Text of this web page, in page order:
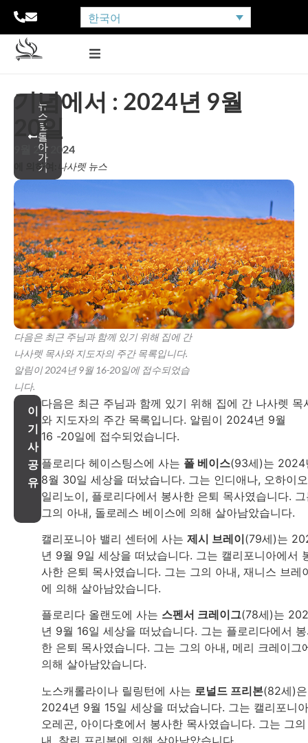
한국어
뉴
스
로
돌
아
가
기
기념에서 : 2024년 9월
20일
9월 20, 2024
에 의하여: 나사렛 뉴스
다음은 최근 주님과 함께 있기 위해 집에 간
나사렛 목사와 지도자의 주간 목록입니다.
알림이 2024년 9월 16-20일에 접수되었습
니다.
이
기
사
공
유
다음은 최근 주님과 함께 있기 위해 집에 간 나사렛 목
와 지도자의 주간 목록입니다. 알림이 2024년 9월
16 -20일에 접수되었습니다.
플로리다 헤이스팅스에 사는 폴 베이스(93세)는 2024
8월 30일 세상을 떠났습니다. 그는 인디애나, 오하이
일리노이, 플로리다에서 봉사한 은퇴 목사였습니다.
그의 아내, 돌로레스 베이스에 의해 살아남았습니다.
캘리포니아 밸리 센터에 사는 제시 브레이(79세)는
년 9월 9일 세상을 떠났습니다. 그는 캘리포니아에서
사한 은퇴 목사였습니다. 그는 그의 아내, 재니스 브레
에 의해 살아남았습니다.
플로리다 올랜도에 사는 스펜서 크레이그(78세)는
년 9월 16일 세상을 떠났습니다. 그는 플로리다에서
한 은퇴 목사였습니다. 그는 그의 아내, 메리 크레이그
의해 살아남았습니다.
노스캐롤라이나 릴링턴에 사는 로널드 프리본(82세)은
2024년 9월 15일 세상을 떠났습니다. 그는 캘리포니
오레곤, 아이다호에서 봉사한 목사였습니다. 그는 그
내, 찰린 프리본에 의해 살아남았습니다.